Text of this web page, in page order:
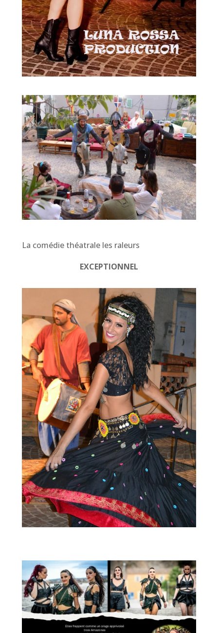
La comédie théatrale les raleurs
EXCEPTIONNEL